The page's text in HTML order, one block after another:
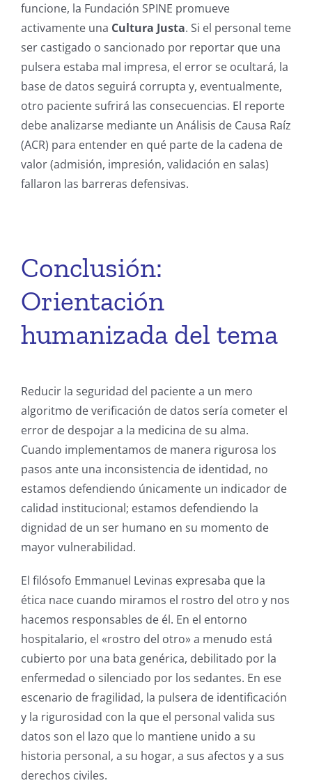
funcione, la Fundación SPINE promueve
activamente una Cultura Justa. Si el personal teme
ser castigado o sancionado por reportar que una
pulsera estaba mal impresa, el error se ocultará, la
base de datos seguirá corrupta y, eventualmente,
otro paciente sufrirá las consecuencias. El reporte
debe analizarse mediante un Análisis de Causa Raíz
(ACR) para entender en qué parte de la cadena de
valor (admisión, impresión, validación en salas)
fallaron las barreras defensivas.
Conclusión:
Orientación
humanizada del tema
Reducir la seguridad del paciente a un mero
algoritmo de verificación de datos sería cometer el
error de despojar a la medicina de su alma.
Cuando implementamos de manera rigurosa los
pasos ante una inconsistencia de identidad, no
estamos defendiendo únicamente un indicador de
calidad institucional; estamos defendiendo la
dignidad de un ser humano en su momento de
mayor vulnerabilidad.
El filósofo Emmanuel Levinas expresaba que la
ética nace cuando miramos el rostro del otro y nos
hacemos responsables de él. En el entorno
hospitalario, el «rostro del otro» a menudo está
cubierto por una bata genérica, debilitado por la
enfermedad o silenciado por los sedantes. En ese
escenario de fragilidad, la pulsera de identificación
y la rigurosidad con la que el personal valida sus
datos son el lazo que lo mantiene unido a su
historia personal, a su hogar, a sus afectos y a sus
derechos civiles.